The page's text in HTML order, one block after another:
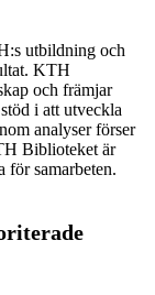
utbildning och
KTH
och främjar
i att utveckla
analyser förser
Biblioteket är
för samarbeten.